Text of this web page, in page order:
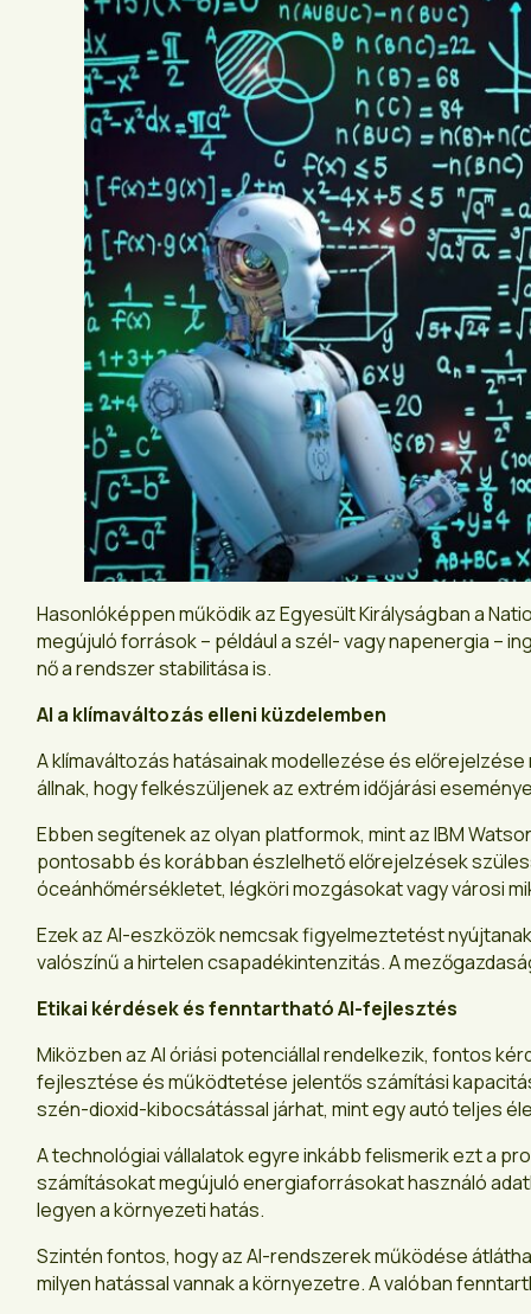
Hasonlóképpen működik az Egyesült Királyságban a
megújuló források – például a szél- vagy napenergia –
nő a rendszer stabilitása is.
AI a klímaváltozás elleni küzdelemben
A klímaváltozás hatásainak modellezése és
állnak, hogy felkészüljenek az extrém időjárási
Ebben segítenek az olyan platformok, mint az IBM
pontosabb és korábban észlelhető előrejelzések
óceánhőmérsékletet, légköri mozgásokat vagy városi
Ezek az AI-eszközök nemcsak figyelmeztetést
valószínű a hirtelen csapadékintenzitás. A
Etikai kérdések és fenntartható AI-fejlesztés
Miközben az AI óriási potenciállal rendelkezik, fontos
fejlesztése és működtetése jelentős számítási
szén-dioxid-kibocsátással járhat, mint egy autó teljes
A technológiai vállalatok egyre inkább felismerik ezt a
számításokat megújuló energiaforrásokat használó
legyen a környezeti hatás.
Szintén fontos, hogy az AI-rendszerek működése
milyen hatással vannak a környezetre. A valóban